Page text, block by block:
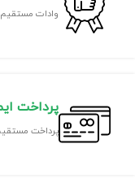
وادات مستقیم
پرداخت
پرداخت